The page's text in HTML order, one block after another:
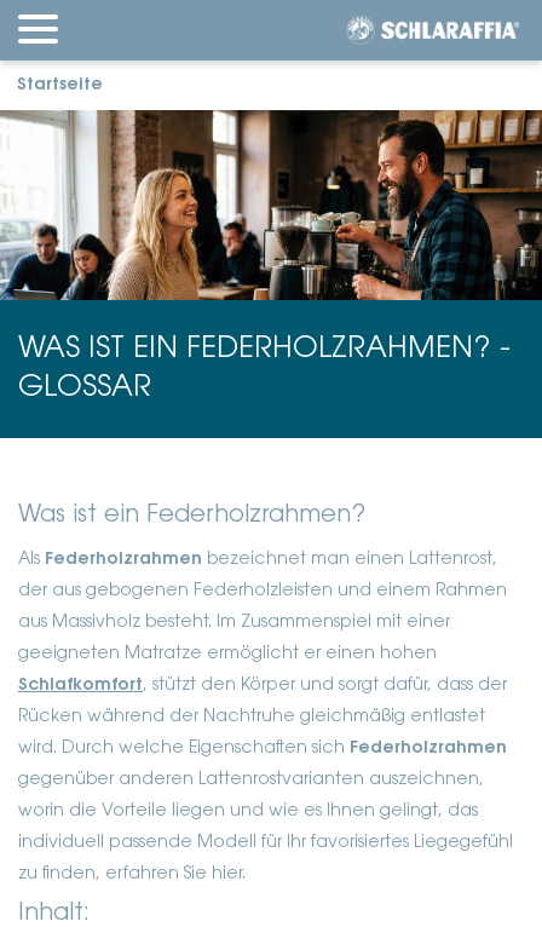
Startseite
WAS IST EIN FEDERHOLZRAHMEN? -
GLOSSAR
Was ist ein Federholzrahmen?
Als Federholzrahmen bezeichnet man einen Lattenrost,
der aus gebogenen Federholzleisten und einem Rahmen
aus Massivholz besteht. Im Zusammenspiel mit einer
geeigneten Matratze ermöglicht er einen hohen
Schlafkomfort, stützt den Körper und sorgt dafür, dass der
Rücken während der Nachtruhe gleichmäßig entlastet
wird. Durch welche Eigenschaften sich Federholzrahmen
gegenüber anderen Lattenrostvarianten auszeichnen,
worin die Vorteile liegen und wie es Ihnen gelingt, das
individuell passende Modell für Ihr favorisiertes Liegegefühl
zu finden, erfahren Sie hier.
Inhalt: